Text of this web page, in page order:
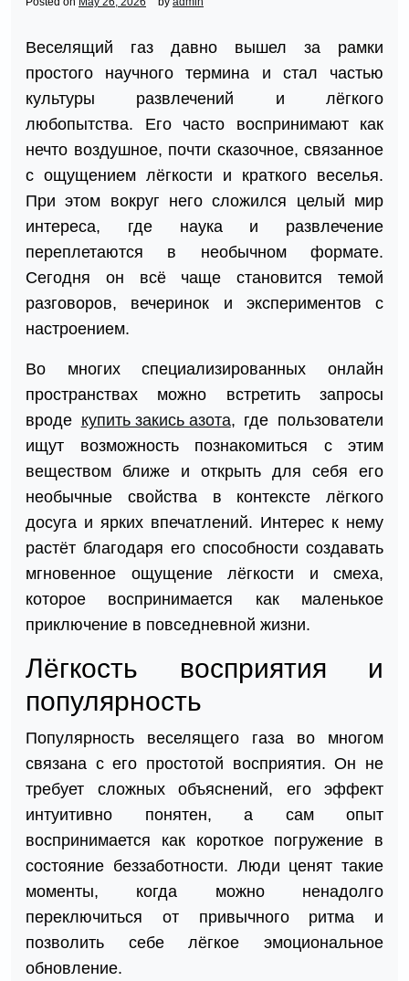
Веселящий газ давно вышел за рамки
простого научного термина и стал частью
культуры развлечений и лёгкого
любопытства. Его часто воспринимают как
нечто воздушное, почти сказочное, связанное
с ощущением лёгкости и краткого веселья.
При этом вокруг него сложился целый мир
интереса, где наука и развлечение
переплетаются в необычном формате.
Сегодня он всё чаще становится темой
разговоров, вечеринок и экспериментов с
настроением.
Во многих специализированных онлайн
пространствах можно встретить запросы
вроде купить закись азота, где пользователи
ищут возможность познакомиться с этим
веществом ближе и открыть для себя его
необычные свойства в контексте лёгкого
досуга и ярких впечатлений. Интерес к нему
растёт благодаря его способности создавать
мгновенное ощущение лёгкости и смеха,
которое воспринимается как маленькое
приключение в повседневной жизни.
Лёгкость восприятия и
популярность
Популярность веселящего газа во многом
связана с его простотой восприятия. Он не
требует сложных объяснений, его эффект
интуитивно понятен, а сам опыт
воспринимается как короткое погружение в
состояние беззаботности. Люди ценят такие
моменты, когда можно ненадолго
переключиться от привычного ритма и
позволить себе лёгкое эмоциональное
обновление.